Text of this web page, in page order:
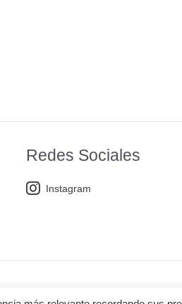
Redes Sociales
Instagram